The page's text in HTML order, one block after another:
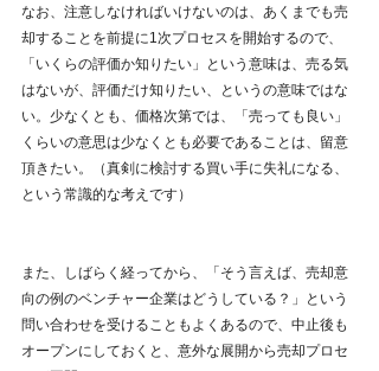
なお、注意しなければいけないのは、あくまでも売
却することを前提に1次プロセスを開始するので、
「いくらの評価か知りたい」という意味は、売る気
はないが、評価だけ知りたい、というの意味ではな
い。少なくとも、価格次第では、「売っても良い」
くらいの意思は少なくとも必要であることは、留意
頂きたい。（真剣に検討する買い手に失礼になる、
という常識的な考えです）
また、しばらく経ってから、「そう言えば、売却意
向の例のベンチャー企業はどうしている？」という
問い合わせを受けることもよくあるので、中止後も
オープンにしておくと、意外な展開から売却プロセ